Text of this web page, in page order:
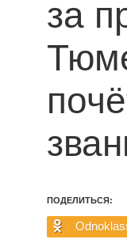
за
ПОДЕЛИТЬСЯ: